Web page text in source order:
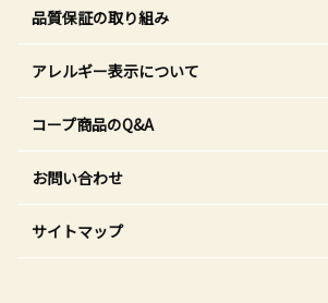
品質保証の取り組み
アレルギー表示について
コープ商品のQ&A
お問い合わせ
サイトマップ